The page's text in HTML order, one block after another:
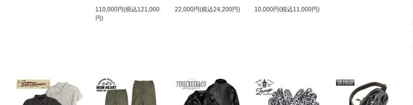
110,000円(税込121,000
円)
22,000円(税込24,200円)
10,000円(税込11,000円)